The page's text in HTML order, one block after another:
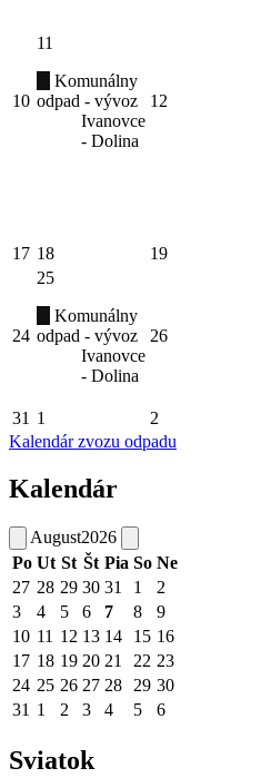
10
11
Komunálny
odpad - vývoz
Ivanovce
- Dolina
12
17 18 19
24
25
Komunálny
odpad - vývoz
Ivanovce
- Dolina
26
31 1 2
Kalendár zvozu odpadu
Kalendár
August2026
Po Ut St Št Pia So Ne
27 28 29 30 31 1
2
3
4 5 6 7 8
9
10 11 12 13 14 15 16
17 18 19 20 21 22 23
24 25 26 27 28 29 30
31 1 2 3 4 5 6
Sviatok